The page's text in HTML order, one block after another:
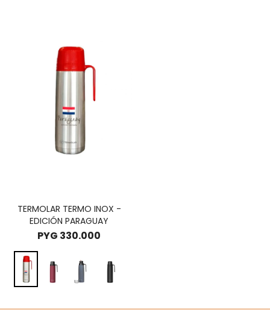
TERMOLAR TERMO INOX -
EDICIÓN PARAGUAY
PYG 330.000